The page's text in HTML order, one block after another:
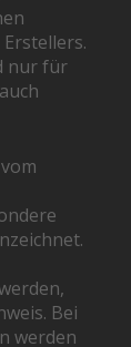
nur für
Bei
werden